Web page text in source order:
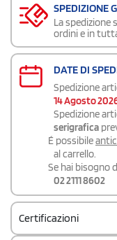
SPEDIZIONE
La
ordini e in
DATE DI
Spedizione
14 Agosto
Spedizione
serigrafica
É possibile
al carrello.
Se hai bisogno
02 2111 8602
Certificazioni